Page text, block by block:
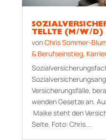
TELLTE (M/W/D)
vonChris Sommer-
& Berufseinstieg,
Versicherungsfälle,
wenden Gesetze an.
Maike steht den
Seite. Foto: Chris...